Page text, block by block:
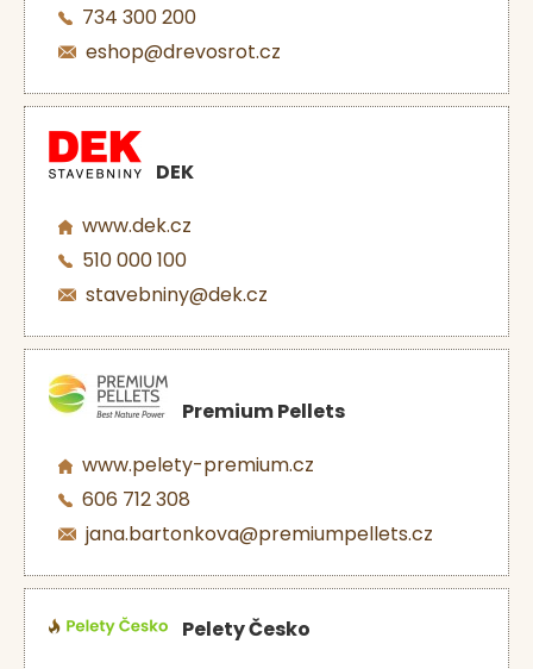
734 300 200
eshop@drevosrot.cz
DEK
www.dek.cz
510 000 100
stavebniny@dek.cz
Premium Pellets
www.pelety-premium.cz
606 712 308
jana.bartonkova@premiumpellets.cz
Pelety Česko